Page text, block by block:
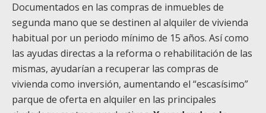
Documentados en las compras de inmuebles de
segunda mano que se destinen al alquiler de vivienda
habitual por un periodo mínimo de 15 años. Así como
las ayudas directas a la reforma o rehabilitación de las
mismas, ayudarían a recuperar las compras de
vivienda como inversión, aumentando el “escasísimo”
parque de oferta en alquiler en las principales